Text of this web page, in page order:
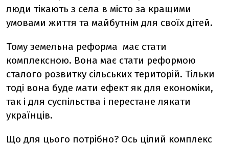
люди тікають з села в місто за кращими
умовами життя та майбутнім для своїх дітей.
Тому земельна реформа має стати
комплексною. Вона має стати реформою
сталого розвитку сільських територій. Тільки
тоді вона буде мати ефект як для економіки,
так і для суспільства і перестане лякати
українців.
Що для цього потрібно? Ось цілий комплекс